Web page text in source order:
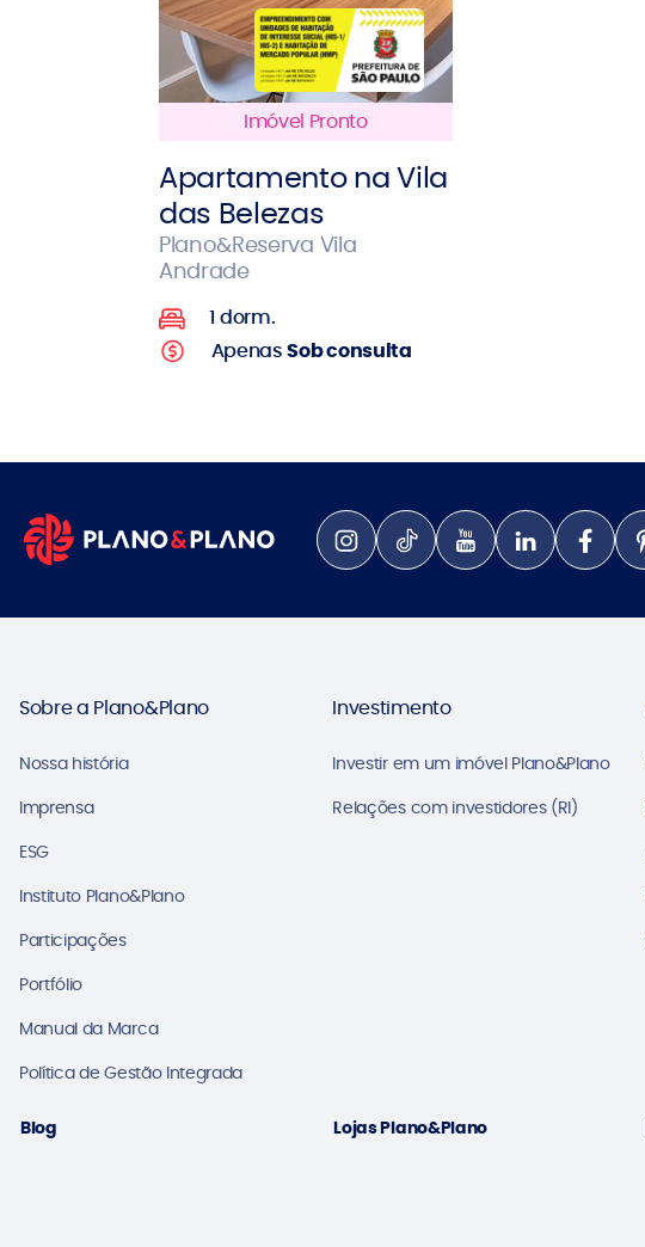
Imóvel Pronto
Apartamento na Vila
das Belezas
Plano&Reserva Vila
Andrade
1 dorm.
ApenasSob consulta
Sobre a Plano&Plano
Nossa história
Imprensa
ESG
Instituto Plano&Plano
Participações
Portfólio
Manual da Marca
Política de Gestão Integrada
Investimento
Investir em um imóvel Plano&Plano
Relações com investidores (RI)
Blog Lojas Plano&Plano